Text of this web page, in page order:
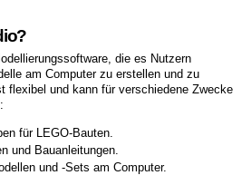
die es Nutzern
am Computer zu erstellen und zu
flexibel und kann für verschiedene Zwecke
für LEGO-Bauten.
und Bauanleitungen.
und -Sets am Computer.